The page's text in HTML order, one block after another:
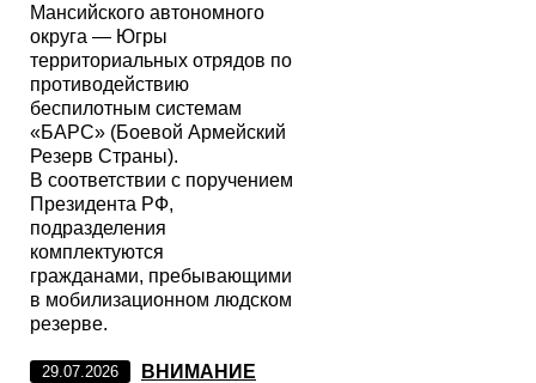
Мансийского автономного
округа — Югры
территориальных отрядов по
противодействию
беспилотным системам
«БАРС» (Боевой Армейский
Резерв Страны).
В соответствии с поручением
Президента РФ,
подразделения
комплектуются
гражданами, пребывающими
в мобилизационном людском
резерве.
29.07.2026
ВНИМАНИЕ